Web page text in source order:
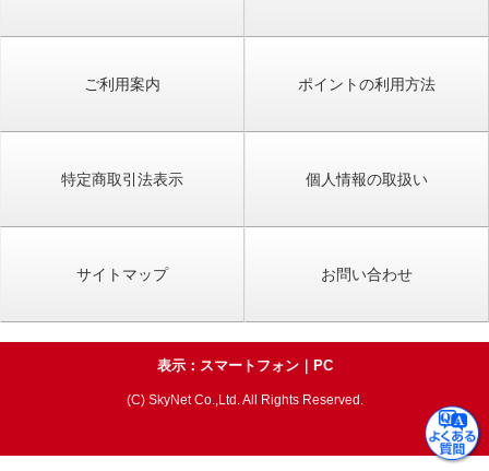
ご利用案内 ポイントの利用方法
特定商取引法表示 個人情報の取扱い
サイトマップ お問い合わせ
表示：スマートフォン｜ PC
(C) SkyNet Co.,Ltd. All Rights Reserved.